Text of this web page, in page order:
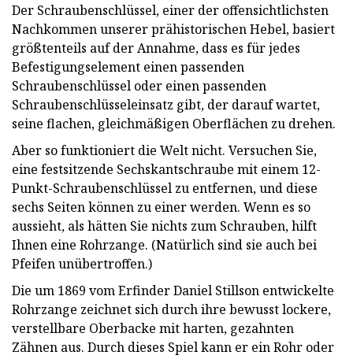
Der Schraubenschlüssel, einer der offensichtlichsten
Nachkommen unserer prähistorischen Hebel, basiert
größtenteils auf der Annahme, dass es für jedes
Befestigungselement einen passenden
Schraubenschlüssel oder einen passenden
Schraubenschlüsseleinsatz gibt, der darauf wartet,
seine flachen, gleichmäßigen Oberflächen zu drehen.
Aber so funktioniert die Welt nicht. Versuchen Sie,
eine festsitzende Sechskantschraube mit einem 12-
Punkt-Schraubenschlüssel zu entfernen, und diese
sechs Seiten können zu einer werden. Wenn es so
aussieht, als hätten Sie nichts zum Schrauben, hilft
Ihnen eine Rohrzange. (Natürlich sind sie auch bei
Pfeifen unübertroffen.)
Die um 1869 vom Erfinder Daniel Stillson entwickelte
Rohrzange zeichnet sich durch ihre bewusst lockere,
verstellbare Oberbacke mit harten, gezahnten
Zähnen aus. Durch dieses Spiel kann er ein Rohr oder